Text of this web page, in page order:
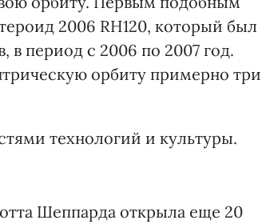
2006 RH120, который был
в период с 2006 по 2007 год.
орбиту примерно три
технологий и культуры.
Шеппарда открыла еще 20